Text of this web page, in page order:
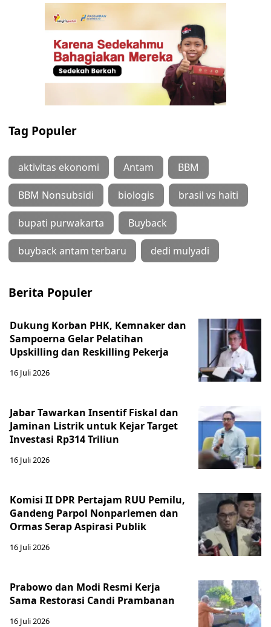
Tag Populer
aktivitas ekonomi Antam BBM
BBM Nonsubsidi biologis brasil vs haiti
bupati purwakarta Buyback
buyback antam terbaru dedi mulyadi
Berita Populer
Dukung Korban PHK, Kemnaker dan
Sampoerna Gelar Pelatihan
Upskilling dan Reskilling Pekerja
16 Juli 2026
Jabar Tawarkan Insentif Fiskal dan
Jaminan Listrik untuk Kejar Target
Investasi Rp314 Triliun
16 Juli 2026
Komisi II DPR Pertajam RUU Pemilu,
Gandeng Parpol Nonparlemen dan
Ormas Serap Aspirasi Publik
16 Juli 2026
Prabowo dan Modi Resmi Kerja
Sama Restorasi Candi Prambanan
16 Juli 2026